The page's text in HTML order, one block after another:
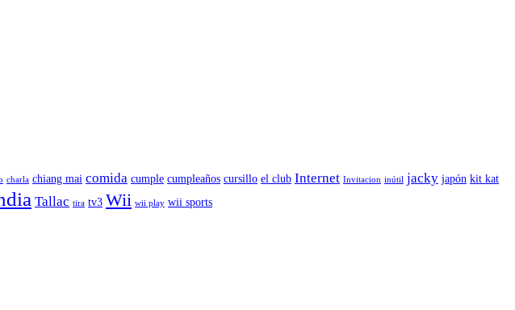
charla chiang mai comida cumple cumpleaños cursillo el club Internet Invitacion inútil jacky japón kit kat
Tallac tira tv3 Wii wii play wii sports